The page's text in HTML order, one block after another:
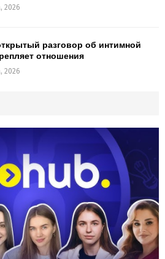
2026
разговор об интимной
отношения
2026